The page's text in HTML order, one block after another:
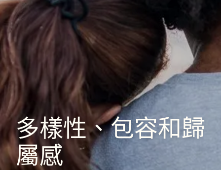
多樣性、包容和歸
屬感